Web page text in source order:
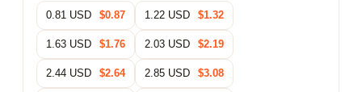
0.81 USD $0.87 1.22 USD $1.32
1.63 USD $1.76 2.03 USD $2.19
2.44 USD $2.64 2.85 USD $3.08